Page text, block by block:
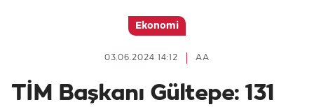
Ekonomi
AA
03.06.2024 14:12
TİM Başkanı Gültepe: 131